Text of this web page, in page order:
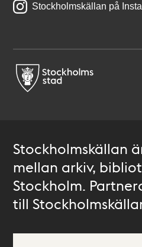
Stockholmskällan på
Stockholmskällan
mellan arkiv,
Stockholm.
till